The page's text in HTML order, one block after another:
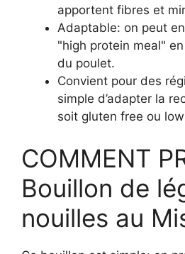
apportent fibres et
Adaptable: on peut
"high protein meal"
du poulet.
Convient pour des
simple d’adapter la
soit gluten free ou
COMMENT
Bouillon de
nouilles au